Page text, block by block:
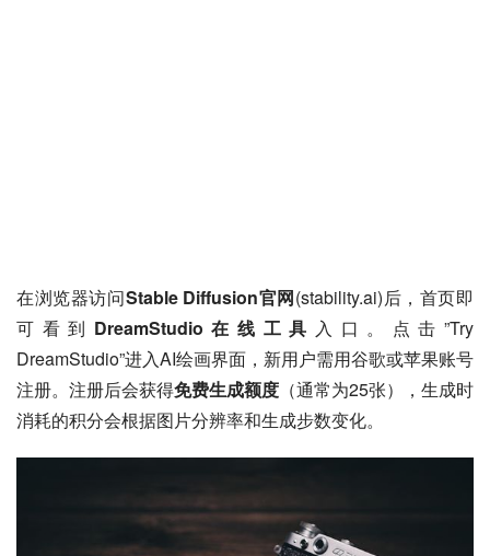
在浏览器访问Stable Diffusion官网(stability.ai)后，首页即
可看到 DreamStudio在线工具 入口。点击”Try
DreamStudio”进入AI绘画界面，新用户需用谷歌或苹果账号
注册。注册后会获得免费生成额度 （通常为25张），生成时
消耗的积分会根据图片分辨率和生成步数变化。